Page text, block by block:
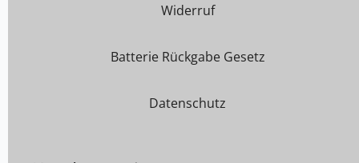
Widerruf
Batterie Rückgabe Gesetz
Datenschutz